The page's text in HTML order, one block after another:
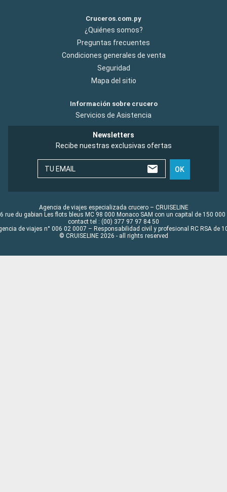
Cruceros.com.py
¿Quiénes somos?
Preguntas frecuentes
Condiciones generales de venta
Seguridad
Mapa del sitio
Información sobre crucero
Servicios de Asistencia
Newsletters
Recibe nuestras exclusivas ofertas
TU EMAIL OK
Agencia de viajes especializada crucero – CRUISELINE
rue du gabian Les flots bleus MC 98 000 Monaco SAM con un capital de 150 000
contact tel : (00) 377 97 97 84 50
de viajes n° 006 02 0007 – Responsabilidad civil y profesional RC RSA de
© CRUISELINE 2026 - all rights reserved